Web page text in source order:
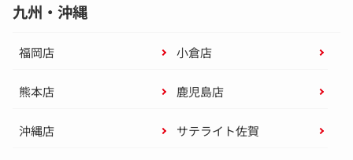
九州・沖縄
福岡店 小倉店
熊本店 鹿児島店
沖縄店 サテライト佐賀